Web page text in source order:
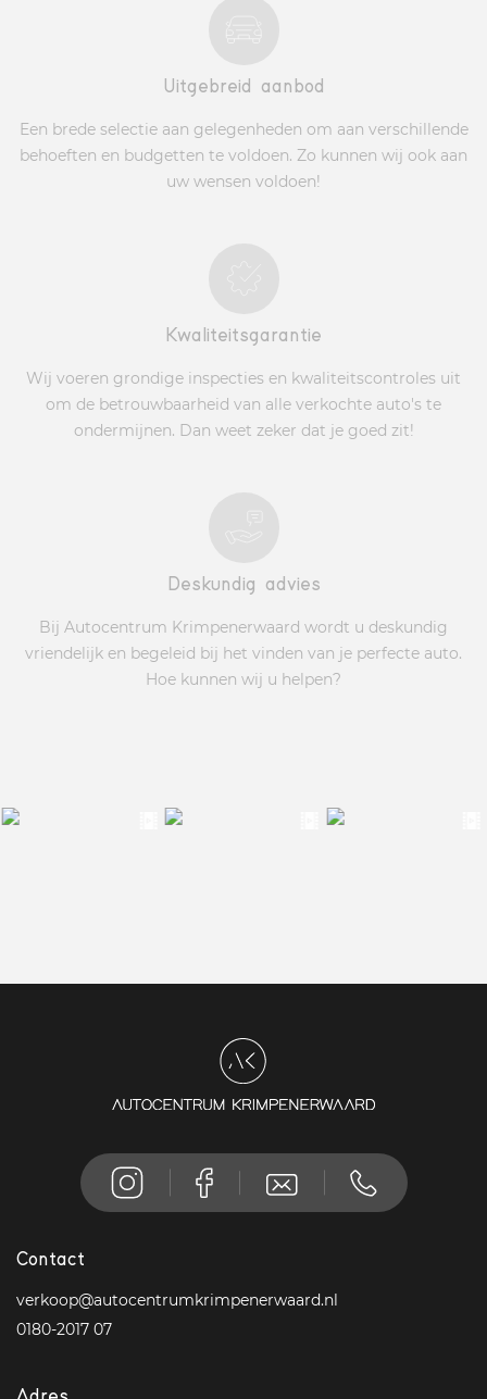
Uitgebreid aanbod
Een brede selectie aan gelegenheden om aan verschillende
behoeften en budgetten te voldoen. Zo kunnen wij ook aan
uw wensen voldoen!
Kwaliteitsgarantie
Wij voeren grondige inspecties en kwaliteitscontroles uit
om de betrouwbaarheid van alle verkochte auto's te
ondermijnen. Dan weet zeker dat je goed zit!
Deskundig advies
Bij Autocentrum Krimpenerwaard wordt u deskundig
vriendelijk en begeleid bij het vinden van je perfecte auto.
Hoe kunnen wij u helpen?
Contact
verkoop@autocentrumkrimpenerwaard.nl
0180-2017 07